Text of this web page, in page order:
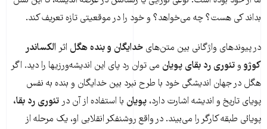
بداند کی هست؟ چه می‌خواهد؟ و خود را در موقعیتی تازه تعریف کند.
در پیوندهای واژگانی بین متن‌های خدایگان و بنده هگل اثر الکساندر
کوژو و تئوری رد بقای پویان می توان رد پای این اندیشه‌ورزیها را دید. اگر
هگل در جهان اندیشگی خود با طرح نبرد بین خدایگان و بنده به نفس
پویای تاریخ و اندیشه اشارت دارد، پویان با استفاده از آن در تئوری رد بقا،
پویائی طبقه کارگر را می‌بیند. در واقع روشنفکر انقلابی او، یک مرحله از